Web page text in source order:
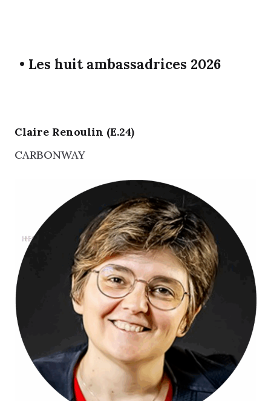
• Les huit ambassadrices 2026
Claire Renoulin (E.24)
CARBONWAY